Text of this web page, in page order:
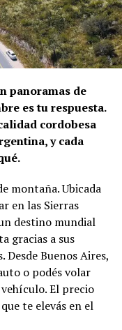
panoramas de
es tu respuesta.
cordobesa
y cada
montaña. Ubicada
en las Sierras
destino mundial
gracias a sus
Buenos Aires,
o podés volar
El precio
te elevás en el